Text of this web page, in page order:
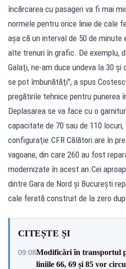
încărcarea cu pasageri va fi mai
normele pentru orice linie de cale
așa că un interval de 50 de
alte trenuri în grafic. De exemplu,
Galaţi, ne-am duce undeva la 30
se pot îmbunătăţi", a spus
pregătirile tehnice pentru punerea
Deplasarea se va face cu o
capacitate de 70 sau de 110
configuraţie.CFR Călători are în
vagoane, din care 260 au fost
modernizate în acest an.Cei
dintre Gara de Nord și București
cale ferată construit de la zero
CITEȘTE ȘI
09:08Modificări în transportul
liniile 66, 69 și 85 vor